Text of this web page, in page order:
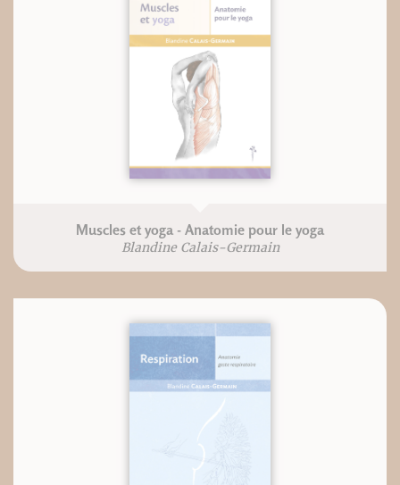
Muscles et yoga - Anatomie pour le yoga
Blandine Calais-Germain